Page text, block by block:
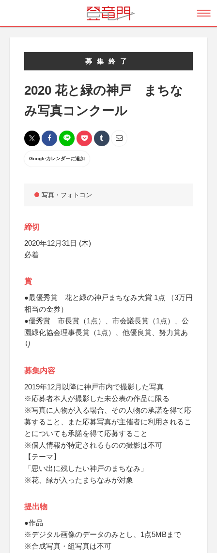
募集終了
2020 花と緑の神戸 まちな
み写真コンクール
Googleカレンダーに追加
写真・フォトコン
締切
2020年12月31日 (木)
必着
賞
●最優秀賞 花と緑の神戸まちなみ大賞 1点 （3万円
相当の金券）
●優秀賞 市長賞（1点）、市会議長賞（1点）、公
園緑化協会理事長賞（1点）、他優良賞、努力賞あ
り
募集内容
2019年12月以降に神戸市内で撮影した写真
※応募者本人が撮影した未公表の作品に限る
※写真に人物が入る場合、その人物の承諾を得て応
募すること、また応募写真が主催者に利用されるこ
とについても承諾を得て応募すること
※個人情報が特定されるものの撮影は不可
【テーマ】
「思い出に残したい神戸のまちなみ」
※花、緑が入ったまちなみが対象
提出物
●作品
※デジタル画像のデータのみとし、1点5MBまで
※合成写真・組写真は不可